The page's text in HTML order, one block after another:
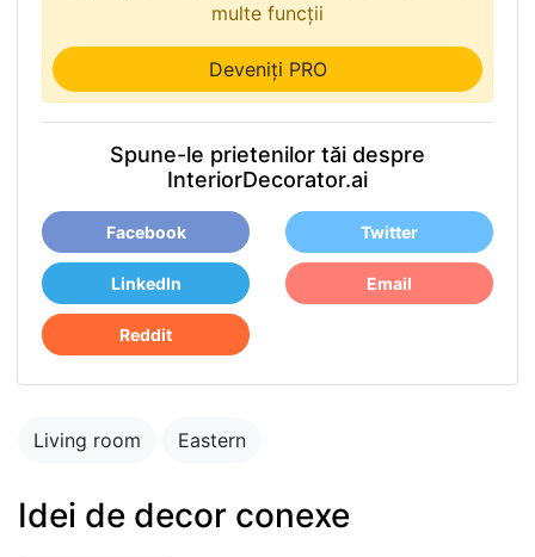
multe funcții
Deveniți PRO
Spune-le prietenilor tăi despre
InteriorDecorator.ai
Facebook Twitter
LinkedIn Email
Reddit
Living room Eastern
Idei de decor conexe